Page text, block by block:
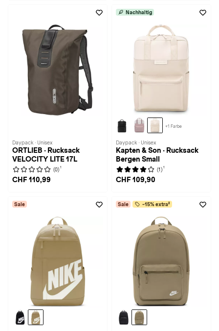
Daypack · Unisex
ORTLIEB · Rucksack
VELOCITY LITE 17L
(0) 1
CHF 110,99
Nachhaltig
+1 Farbe
Daypack · Unisex
Kapten & Son · Rucksack
Bergen Small
(1) 1
CHF 109,90
Sale Sale -15% extra²